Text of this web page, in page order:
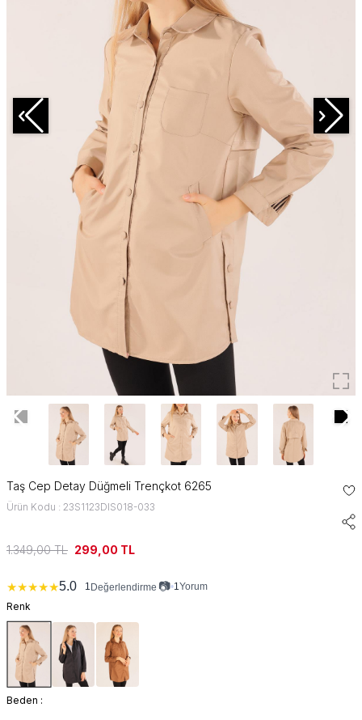
Taş Cep Detay Düğmeli Trençkot 6265
Ürün Kodu : 23S1123DIS018-033
1.349,00TL 299,00 TL
★★★★★5.0 1Değerlendirme 📷•1Yorum
Renk
Beden :